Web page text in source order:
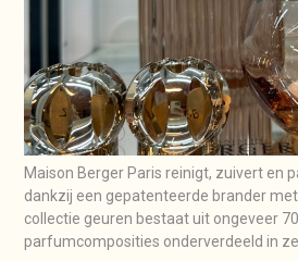
Maison Berger Paris reinigt, zuivert en
dankzij een gepatenteerde brander
collectie geuren bestaat uit ongeveer
parfumcomposities onderverdeeld in